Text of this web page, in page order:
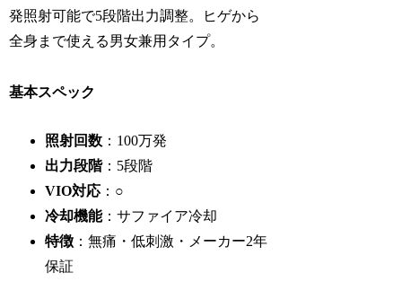
発照射可能で5段階出力調整。ヒゲから
全身まで使える男女兼用タイプ。
基本スペック
照射回数 ：100万発
出力段階：5段階
VIO対応 ：○
冷却機能：サファイア冷却
特徴 ：無痛・低刺激・メーカー2年
保証